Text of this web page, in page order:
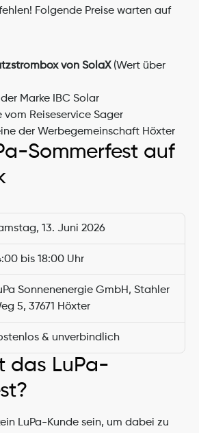
Folgende Preise warten auf
von SolaX (Wert über
Marke IBC Solar
vom Reiseservice Sager
der Werbegemeinschaft Höxter
Sommerfest auf
13. Juni 2026
bis 18:00 Uhr
Sonnenenergie GmbH, Stahler
5, 37671 Höxter
& unverbindlich
das LuPa-
LuPa-Kunde sein, um dabei zu